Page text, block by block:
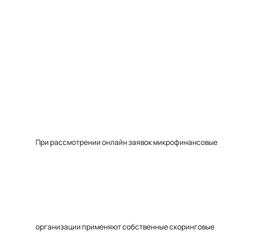
При рассмотрении онлайн заявок микрофинансовые
организации применяют собственные скоринговые